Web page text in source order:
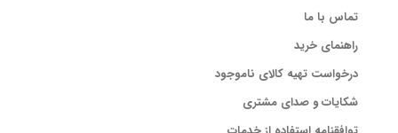
تماس با ما
راهنمای خرید
درخواست تهیه کالای ناموجود
شکایات و صدای مشتری